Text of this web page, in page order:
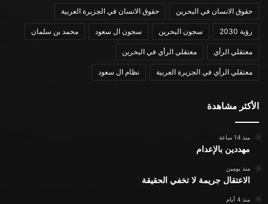
حقوق الانسان في البحرين حقوق الانسان في الجزيرة العربية
رؤية 2030 سجون البحرين سجون ال سعود محمد بن سلمان
معتقلي الرأي معتقلي الرأي في البحرين
معتقلي الرأي في الجزيرة العربية نظام ال سعود
الأكثر مشاهدة
منذ 14 ساعة
مهددين بالإعدام
منذ يومين
الاعتقال جريمة لا تخفي الحقيقة
منذ 4 أيام